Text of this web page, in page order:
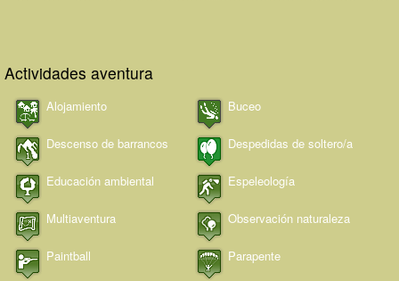
Actividades aventura
Alojamiento Buceo
Descenso de barrancos Despedidas de soltero/a
Educación ambiental Espeleología
Multiaventura Observación naturaleza
Paintball Parapente